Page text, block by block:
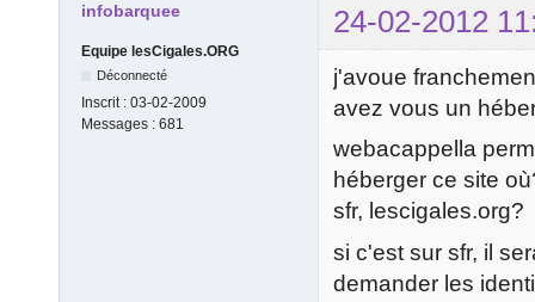
infobarquee 24-02-2012
Equipe lesCigales.ORG
Déconnecté
Inscrit : 03-02-2009
Messages : 681
j'avoue
avez vous un
webacappella
héberger ce site
sfr, lescigales.org?
si c'est sur sfr, il
demander les